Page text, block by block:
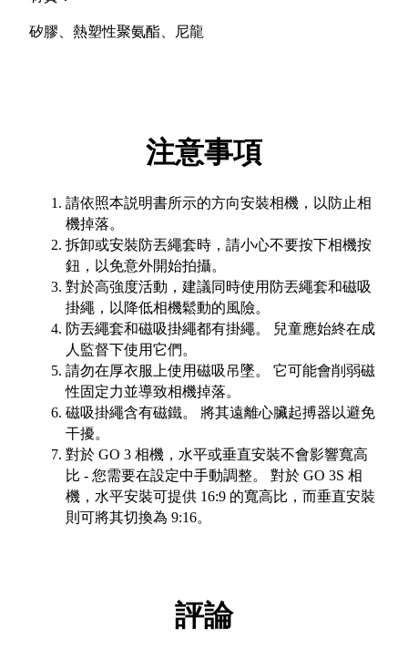
矽膠、熱塑性聚氨酯、尼龍
注意事項
請依照本説明書所示的方向安裝相機，以防止相
機掉落。
拆卸或安裝防丟繩套時，請小心不要按下相機按
鈕，以免意外開始拍攝。
對於高強度活動，建議同時使用防丟繩套和磁吸
掛繩，以降低相機鬆動的風險。
防丟繩套和磁吸掛繩都有掛繩。 兒童應始終在成
人監督下使用它們。
請勿在厚衣服上使用磁吸吊墜。 它可能會削弱磁
性固定力並導致相機掉落。
磁吸掛繩含有磁鐵。 將其遠離心臟起搏器以避免
干擾。
對於 GO 3 相機，水平或垂直安裝不會影響寬高
比 - 您需要在設定中手動調整。 對於 GO 3S 相
機，水平安裝可提供 16:9 的寬高比，而垂直安裝
則可將其切換為 9:16。
評論